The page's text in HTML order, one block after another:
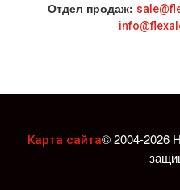
Отдел продаж:
Карта сайта© 2004-2026